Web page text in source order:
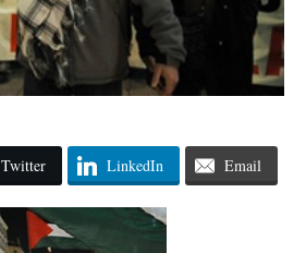
Twitter LinkedIn Email